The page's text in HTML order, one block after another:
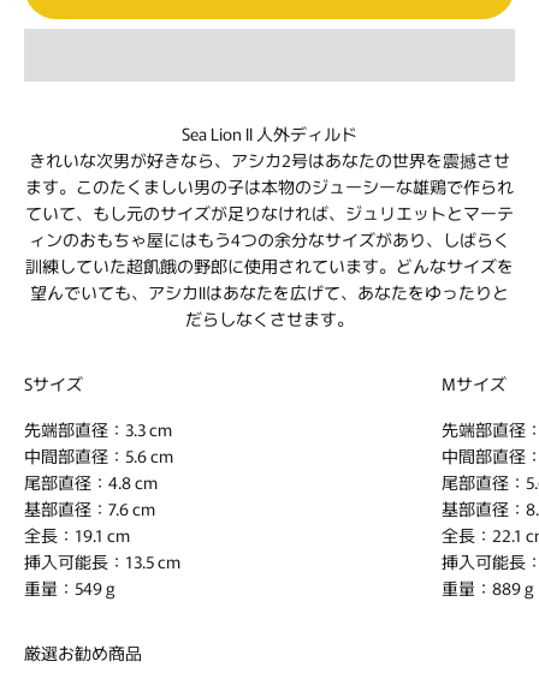
Sea Lion II 人外ディルド
きれいな次男が好きなら、アシカ2号はあなたの世界を震撼させ
ます。このたくましい男の子は本物のジューシーな雄鶏で作られ
ていて、もし元のサイズが足りなければ、ジュリエットとマーテ
ィンのおもちゃ屋にはもう4つの余分なサイズがあり、しばらく
訓練していた超飢餓の野郎に使用されています。どんなサイズを
望んでいても、アシカIIはあなたを広げて、あなたをゆったりと
だらしなくさせます。
Sサイズ
先端部直径：3.3 cm
中間部直径：5.6 cm
尾部直径：4.8 cm
基部直径：7.6 cm
全長：19.1 cm
挿入可能長：13.5 cm
重量：549 g
Mサイズ
先端部直径
中間部直径
尾部直径：
基部直径：
全長：22.1
挿入可能長
重量：889 g
厳選お勧め商品